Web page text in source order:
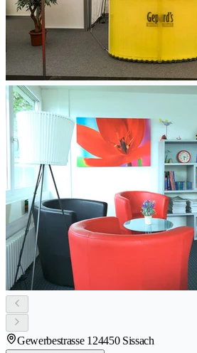
Gewerbestrasse 124450 Sissach